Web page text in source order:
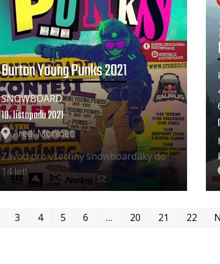
Burton Young Punks 2021
Areál Monínec
19. listopadu 2021
SNOWBOARD
Závod pro všechny snowboarďáky do
14 let!
3 4 5 6 … 20 21 22